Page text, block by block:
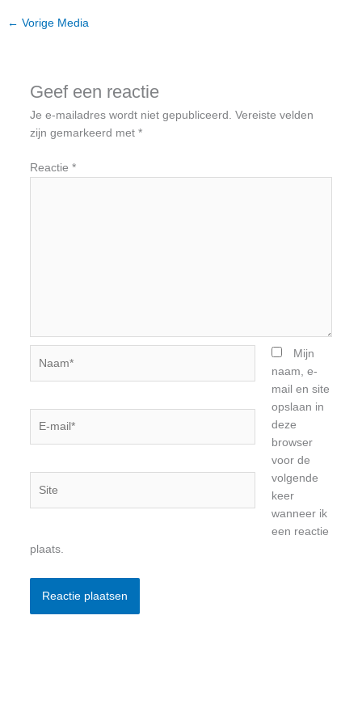
← Vorige Media
Geef een reactie
Je e-mailadres wordt niet gepubliceerd. Vereiste velden
zijn gemarkeerd met *
Reactie *
Mijn
naam, e-
mail en site
opslaan in
deze
browser
voor de
volgende
keer
wanneer ik
een reactie
plaats.